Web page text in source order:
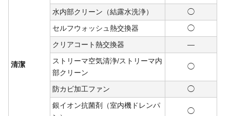
清潔
水内部クリーン（結露水洗浄）
◯
セルフウォッシュ熱交換器
◯
クリアコート熱交換器
―
ストリーマ空気清浄/ストリーマ内
部クリーン
◯
防カビ加工ファン
◯
銀イオン抗菌剤（室内機ドレンパ
◯